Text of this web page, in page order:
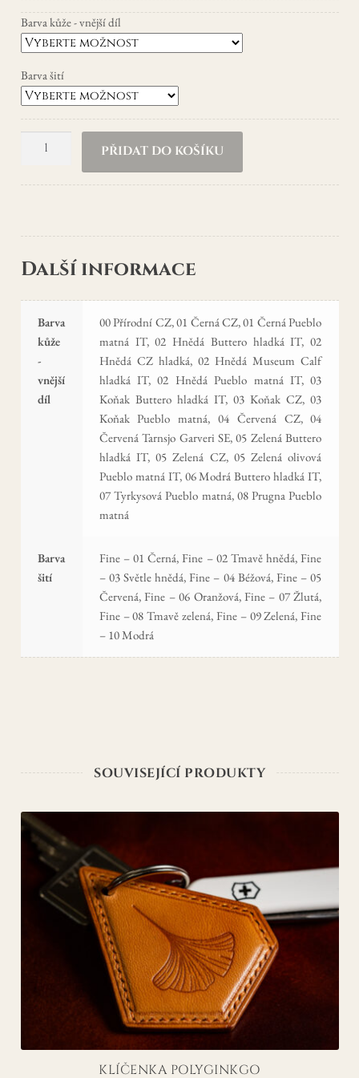
Barva kůže - vnější díl
Barva šití
Klíčenka
PŘIDAT DO KOŠÍKU
Další informace
Barva
kůže
-
vnější
díl
00 Přírodní CZ, 01 Černá CZ, 01 Černá Pueblo
matná IT, 02 Hnědá Buttero hladká IT, 02
Hnědá CZ hladká, 02 Hnědá Museum Calf
hladká IT, 02 Hnědá Pueblo matná IT, 03
Koňak Buttero hladká IT, 03 Koňak CZ, 03
Koňak Pueblo matná, 04 Červená CZ, 04
Červená Tarnsjo Garveri SE, 05 Zelená Buttero
hladká IT, 05 Zelená CZ, 05 Zelená olivová
Pueblo matná IT, 06 Modrá Buttero hladká IT,
07 Tyrkysová Pueblo matná, 08 Prugna Pueblo
matná
Barva
šití
Fine – 01 Černá, Fine – 02 Tmavě hnědá, Fine
– 03 Světle hnědá, Fine – 04 Béžová, Fine – 05
Červená, Fine – 06 Oranžová, Fine – 07 Žlutá,
Fine – 08 Tmavě zelená, Fine – 09 Zelená, Fine
– 10 Modrá
SOUVISEJÍCÍ PRODUKTY
KLÍČENKA POLYGINKGO